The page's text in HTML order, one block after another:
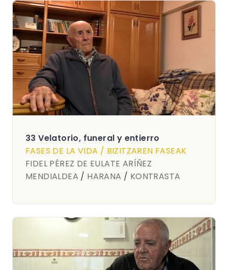
33 Velatorio, funeral y entierro
FASES DE LA VIDA / BIZITZAREN FASEAK
FIDEL PÉREZ DE EULATE ARÍÑEZ
MENDIALDEA / HARANA / KONTRASTA